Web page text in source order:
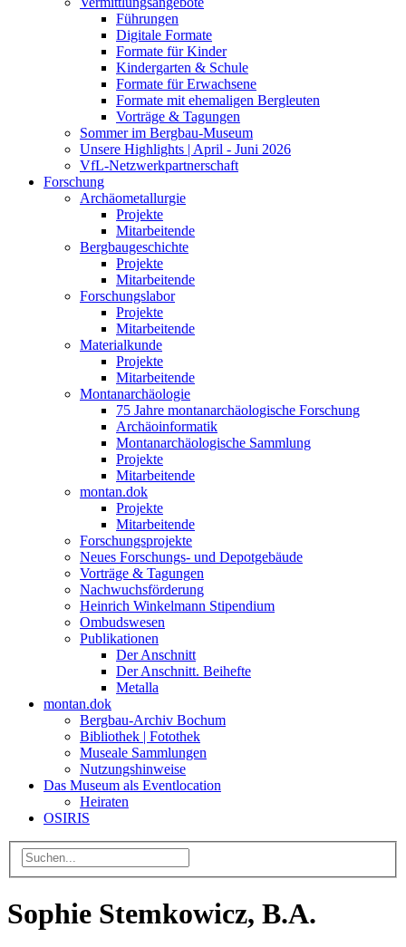
Führungen
Digitale Formate
Formate für Kinder
Kindergarten & Schule
Formate für Erwachsene
Formate mit ehemaligen Bergleuten
Vorträge & Tagungen
Sommer im Bergbau-Museum
Unsere Highlights | April - Juni 2026
VfL-Netzwerkpartnerschaft
Forschung
Archäometallurgie
Projekte
Mitarbeitende
Bergbaugeschichte
Projekte
Mitarbeitende
Forschungslabor
Projekte
Mitarbeitende
Materialkunde
Projekte
Mitarbeitende
Montanarchäologie
75 Jahre montanarchäologische Forschung
Archäoinformatik
Montanarchäologische Sammlung
Projekte
Mitarbeitende
montan.dok
Projekte
Mitarbeitende
Forschungsprojekte
Neues Forschungs- und Depotgebäude
Vorträge & Tagungen
Nachwuchsförderung
Heinrich Winkelmann Stipendium
Ombudswesen
Publikationen
Der Anschnitt
Der Anschnitt. Beihefte
Metalla
montan.dok
Bergbau-Archiv Bochum
Bibliothek | Fotothek
Museale Sammlungen
Nutzungshinweise
Das Museum als Eventlocation
Heiraten
OSIRIS
Sophie Stemkowicz, B.A.